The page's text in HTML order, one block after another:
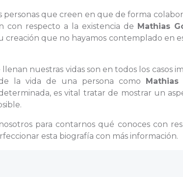
personas que creen en que de forma
con respecto a la existencia de Mathias
creación que no hayamos contemplado en
nuestras vidas son en todos los casos
la vida de una persona como Mathias
es vital tratar de mostrar un
para contarnos qué conoces con
esta biografía con más información.